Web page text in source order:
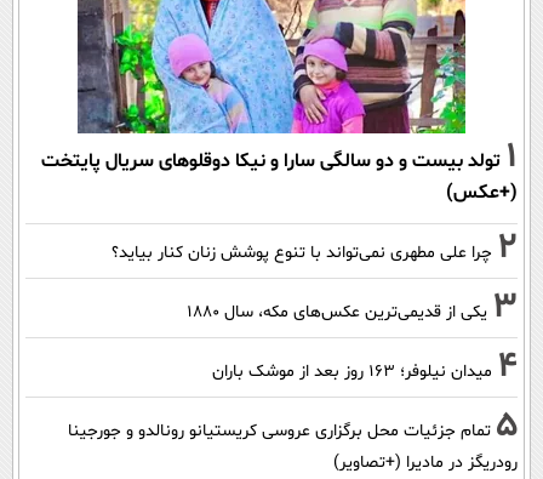
1 تولد بیست و دو سالگی سارا و نیکا دوقلوهای سریال پایتخت
(+عکس)
2 چرا علی مطهری نمی‌تواند با تنوع پوشش زنان کنار بیاید؟
3 یکی از قدیمی‌ترین عکس‌های مکه، سال ۱۸۸۰
4 میدان نیلوفر؛ ۱۶۳ روز بعد از موشک باران
5 تمام جزئیات محل برگزاری عروسی کریستیانو رونالدو و جورجینا
رودریگز در مادیرا (+تصاویر)